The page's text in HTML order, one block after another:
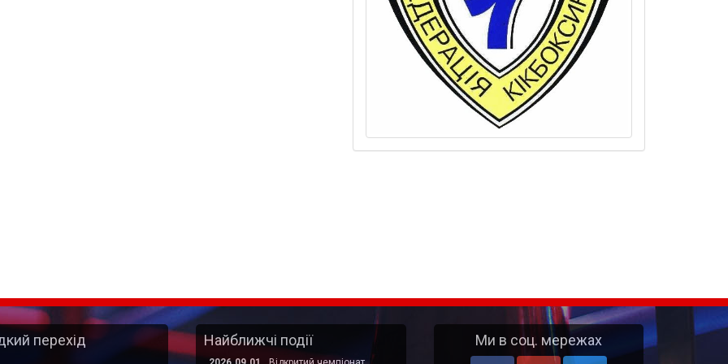
перехід Найближчі події Ми в соц. мережах